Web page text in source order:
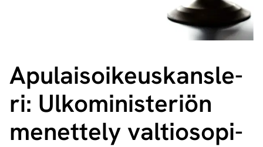
Apu­lai­soi­keus­kans­le­
ri: Ulkoministeriön
menettely val­tio­so­pi­